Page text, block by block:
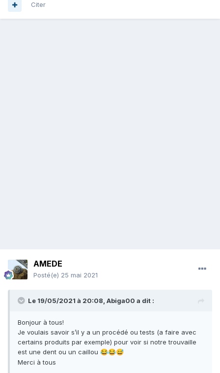
Citer
AMEDE
Posté(e) 25 mai 2021
Le 19/05/2021 à 20:08, Abiga00 a dit :
Bonjour à tous!
Je voulais savoir s’il y a un procédé ou tests (a faire avec
certains produits par exemple) pour voir si notre trouvaille
est une dent ou un caillou 😂😂😅
Merci à tous